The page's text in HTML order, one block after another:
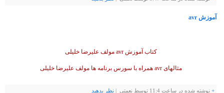
آموزش avr
کتاب آموزش avr مولف علیرضا خلیلی
مثالهای avr همراه با سورس برنامه ها مولف علیرضا خلیلی
+ نوشته شده در ساعت 11:4 توسط نعمتی | نظر بدهيد